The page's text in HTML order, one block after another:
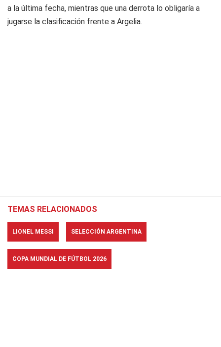
a la última fecha, mientras que una derrota lo obligaría a
jugarse la clasificación frente a Argelia.
TEMAS RELACIONADOS
LIONEL MESSI SELECCIÓN ARGENTINA
COPA MUNDIAL DE FÚTBOL 2026